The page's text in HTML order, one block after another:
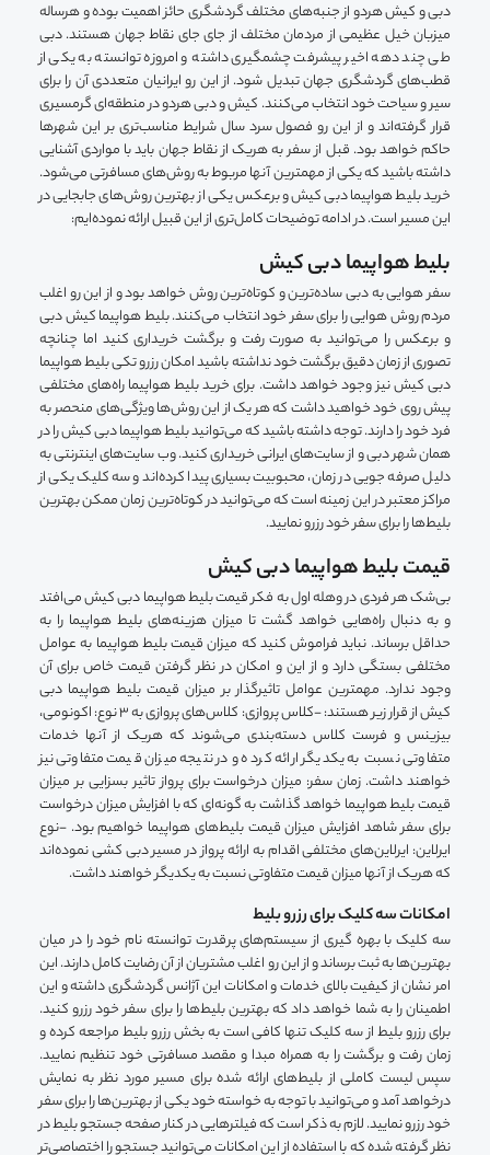
دبی و کیش هردو از جنبه‌های مختلف گردشگری حائز اهمیت بوده و هرساله
میزبان خیل عظیمی ‌از مردمان مختلف از جای جای نقاط جهان هستند. دبی
طی چند دهه اخیر پیشرفت چشمگیری داشته و امروزه توانسته به یکی از
قطب‌های گردشگری جهان تبدیل شود. از این رو ایرانیان متعددی آن را برای
سیر و سیاحت خود انتخاب می‌کنند. کیش و دبی هردو در منطقه‌ای گرمسیری
قرار گرفته‌اند و از این رو فصول سرد سال شرایط مناسب‌تری بر این شهر‌ها
حاکم خواهد بود. قبل از سفر به هریک از نقاط جهان باید با مواردی آشنایی
داشته باشید که یکی از مهمترین آنها مربوط به روش‌های مسافرتی می‌شود.
خرید بلیط هواپیما دبی کیش و برعکس یکی از بهترین روش‌های جابجایی در
این مسیر است. در ادامه توضیحات کامل‌تری از این قبیل ارائه نموده‌ایم:
بلیط هواپیما دبی کیش
سفر هوایی به دبی ساده‌ترین و کوتاه‌ترین روش خواهد بود و از این رو اغلب
مردم روش هوایی را برای سفر خود انتخاب می‌کنند. بلیط هواپیما کیش دبی
و برعکس را می‌توانید به صورت رفت و برگشت خریداری کنید اما چنانچه
تصوری از زمان دقیق برگشت خود نداشته باشید امکان رزرو تکی بلیط هواپیما
دبی کیش نیز وجود خواهد داشت. برای خرید بلیط هواپیما راه‌های مختلفی
پیش روی خود خواهید داشت که هر یک از این روش‌ها ویژگی‌های منحصر به
فرد خود را دارند. توجه داشته باشید که می‌توانید بلیط هواپیما دبی کیش را در
همان شهر دبی و از سایت‌های ایرانی خریداری کنید. وب سایت‌های اینترنتی به
دلیل صرفه جویی در زمان، محبوبیت بسیاری پیدا کرده‌اند و سه کلیک یکی از
مراکز معتبر در این زمینه است که می‌توانید در کوتاه‌ترین زمان ممکن بهترین
بلیط‌ها را برای سفر خود رزرو نمایید.
قیمت بلیط هواپیما دبی کیش
بی‌شک هر فردی در وهله اول به فکر قیمت بلیط هواپیما دبی کیش می‌افتد
و به دنبال راه‌هایی خواهد گشت تا میزان هزینه‌های بلیط هواپیما را به
حداقل برساند. نباید فراموش کنید که میزان قیمت بلیط هواپیما به عوامل
مختلفی بستگی دارد و از این و امکان در نظر گرفتن قیمت خاص برای آن
وجود ندارد. مهمترین عوامل تاثیرگذار بر میزان قیمت بلیط هواپیما دبی
کیش از قرار زیر هستند: -کلاس پروازی: کلاس‌های پروازی به 3 نوع: اکونومی،
بیزینس و فرست کلاس دسته‌بندی می‌شوند که هریک از آنها خدمات
متفاوتی نسبت به یکدیگر ارائه کرده و در نتیجه میزان قیمت متفاوتی نیز
خواهند داشت. زمان سفر: میزان درخواست برای پرواز تاثیر بسزایی بر میزان
قیمت بلیط هواپیما خواهد گذاشت به گونه‌ای که با افزایش میزان درخواست
برای سفر شاهد افزایش میزان قیمت بلیط‌های هواپیما خواهیم بود. -نوع
ایرلاین: ایرلاین‌های مختلفی اقدام به ارائه پرواز در مسیر دبی کشی نموده‌اند
که هریک از آنها میزان قیمت متفاوتی نسبت به یکدیگر خواهند داشت.
امکانات سه کلیک برای رزرو بلیط
سه کلیک با بهره گیری از سیستم‌های پرقدرت توانسته نام خود را در میان
بهترین‌ها به ثبت برساند و از این رو اغلب مشتریان از آن رضایت کامل دارند. این
امر نشان از کیفیت بالای خدمات و امکانات این آژانس گردشگری داشته و این
اطمینان را به شما خواهد داد که بهترین بلیط‌ها را برای سفر خود رزرو کنید.
برای رزرو بلیط از سه کلیک تنها کافی است به بخش رزرو بلیط مراجعه کرده و
زمان رفت و برگشت را به همراه مبدا و مقصد مسافرتی خود تنظیم نمایید.
سپس لیست کاملی از بلیط‌های ارائه شده برای مسیر مورد نظر به نمایش
درخواهد آمد و می‌توانید با توجه به خواسته خود یکی از بهترین‌ها را برای سفر
خود رزرو نمایید. لازم به ذکر است که فیلترهایی در کنار صفحه جستجو بلیط در
نظر گرفته شده که با استفاده از این امکانات می‌توانید جستجو را اختصاصی‌تر